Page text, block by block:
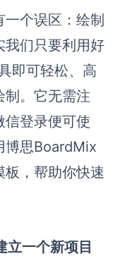
分析
衡计分卡
间管理四象限
任力模型
值链
创作
作
个误区：绘制
我们只要利用好
即可轻松、高
制 。 它无需注
信登录便可使
博思BoardMix
板 ，帮助你快速
一个新项目